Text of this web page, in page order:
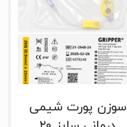
سوزن پورت شیمی